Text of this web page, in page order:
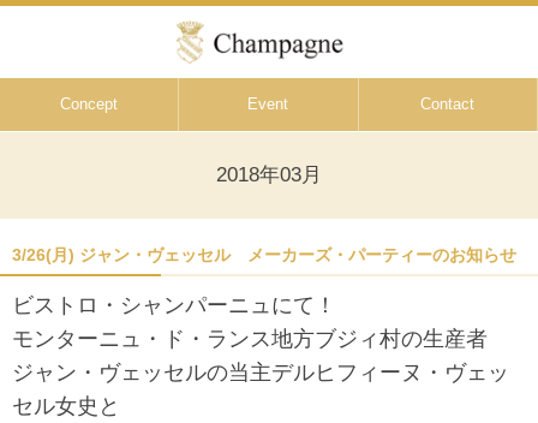
Concept Event Contact
2018年03月
3/26(月) ジャン・ヴェッセル メーカーズ・パーティーのお知らせ
ビストロ・シャンパーニュにて！
モンターニュ・ド・ランス地方ブジィ村の生産者
ジャン・ヴェッセルの当主デルヒフィーヌ・ヴェッ
セル女史と